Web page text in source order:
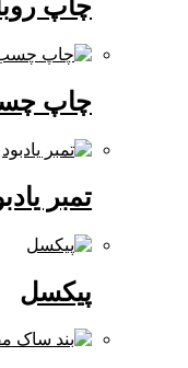
چاپ روبان(1)
چاپ چسب پهن
تمبر یادبود